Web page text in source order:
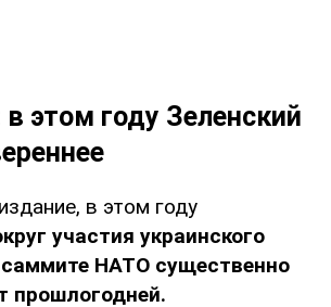
в этом году Зеленский
в этом году
участия украинского
саммите НАТО существенно
прошлогодней.